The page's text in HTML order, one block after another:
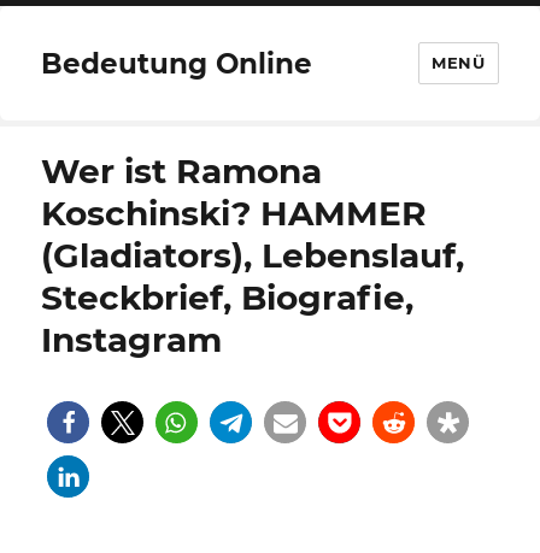
Bedeutung Online MENÜ
Wer ist Ramona
Koschinski? HAMMER
(Gladiators), Lebenslauf,
Steckbrief, Biografie,
Instagram